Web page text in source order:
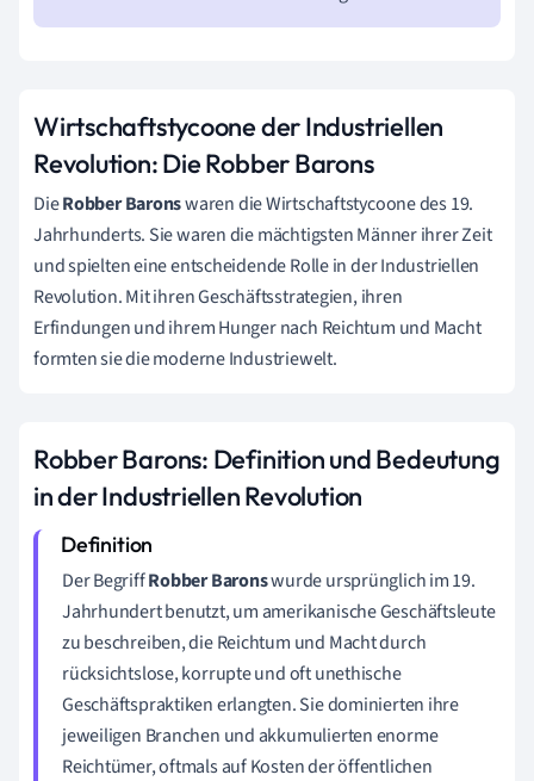
Wirtschaftstycoone der Industriellen
Revolution: Die Robber Barons
DieRobber Baronswaren die Wirtschaftstycoone des 19.
Jahrhunderts. Sie waren die mächtigsten Männer ihrer Zeit
und spielten eine entscheidende Rolle in der Industriellen
Revolution. Mit ihren Geschäftsstrategien, ihren
Erfindungen und ihrem Hunger nach Reichtum und Macht
formten sie die moderne Industriewelt.
Robber Barons: Definition und Bedeutung
in der Industriellen Revolution
Der BegriffRobber Baronswurde ursprünglich im 19.
Jahrhundert benutzt, um amerikanische Geschäftsleute
zu beschreiben, die Reichtum und Macht durch
rücksichtslose, korrupte und oft unethische
Geschäftspraktiken erlangten. Sie dominierten ihre
jeweiligen Branchen und akkumulierten enorme
Reichtümer, oftmals auf Kosten der öffentlichen